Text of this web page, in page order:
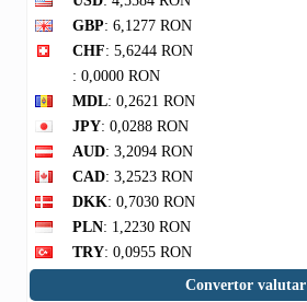
GBP: 6,1277 RON
CHF: 5,6244 RON
: 0,0000 RON
MDL: 0,2621 RON
JPY: 0,0288 RON
AUD: 3,2094 RON
CAD: 3,2523 RON
DKK: 0,7030 RON
PLN: 1,2230 RON
TRY: 0,0955 RON
Convertor valutar